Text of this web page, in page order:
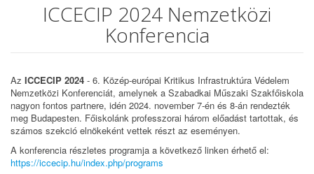
ICCECIP 2024 Nemzetközi
Konferencia
Az ICCECIP 2024 - 6. Közép-európai Kritikus Infrastruktúra Védelem
Nemzetközi Konferenciát, amelynek a Szabadkai Műszaki Szakfőiskola
nagyon fontos partnere, idén 2024. november 7-én és 8-án rendezték
meg Budapesten. Főiskolánk professzorai három előadást tartottak, és
számos szekció elnökeként vettek részt az eseményen.
A konferencia részletes programja a következő linken érhető el:
https://iccecip.hu/index.php/programs